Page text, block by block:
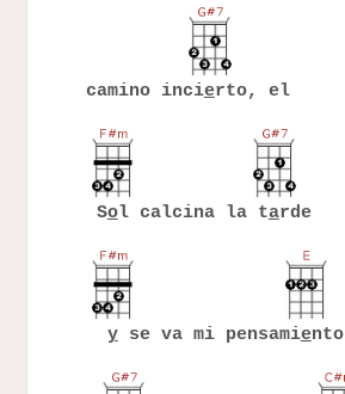
camino incierto, el
Sol calcina la tarde
yse va mi pensamiento